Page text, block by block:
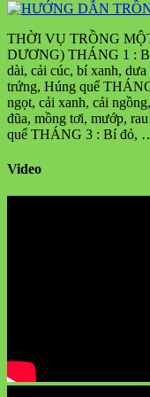
THỜI VỤ TRỒNG
DƯƠNG) THÁNG 1 :
dài, cải cúc, bí xanh,
trứng, Húng quế
ngọt, cải xanh, cải
đũa, mồng tơi, mướp,
quế THÁNG 3 : Bí đỏ,
Video